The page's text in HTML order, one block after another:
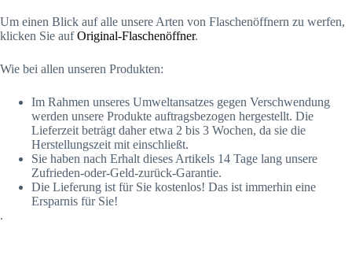
Um einen Blick auf alle unsere Arten von Flaschenöffnern zu werfen,
klicken Sie aufOriginal-Flaschenöffner.
Wie bei allen unseren Produkten:
Im Rahmen unseres Umweltansatzes gegen Verschwendung
werden unsere Produkte auftragsbezogen hergestellt. Die
Lieferzeit beträgt daher etwa 2 bis 3 Wochen, da sie die
Herstellungszeit mit einschließt.
Sie haben nach Erhalt dieses Artikels 14 Tage lang unsere
Zufrieden-oder-Geld-zurück-Garantie.
Die Lieferung ist für Sie kostenlos! Das ist immerhin eine
Ersparnis für Sie!
.